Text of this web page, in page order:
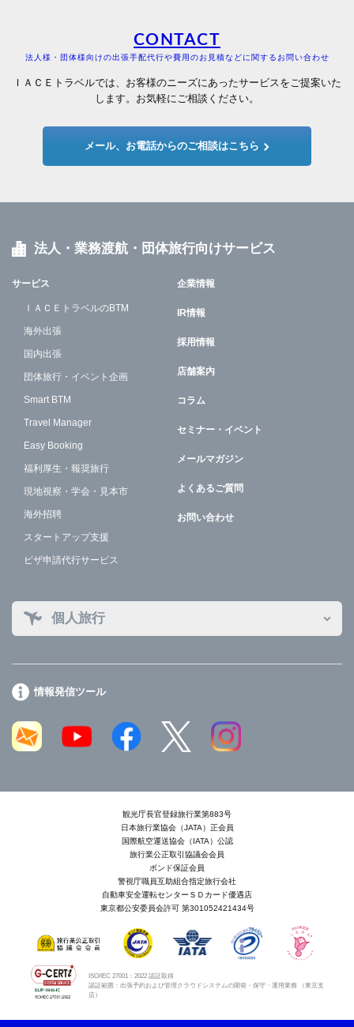
CONTACT
法人様・団体様向けの出張手配代行や費用のお見積などに関するお問い合わせ
ＩＡＣＥトラベルでは、お客様のニーズにあったサービスをご提案いた
します。お気軽にご相談ください。
メール、お電話からのご相談はこちら
法人・業務渡航・団体旅行向けサービス
サービス
ＩＡＣＥトラベルのBTM
海外出張
国内出張
団体旅行・イベント企画
Smart BTM
Travel Manager
Easy Booking
福利厚生・報奨旅行
現地視察・学会・見本市
海外招聘
スタートアップ支援
ビザ申請代行サービス
企業情報
IR情報
採用情報
店舗案内
コラム
セミナー・イベント
メールマガジン
よくあるご質問
お問い合わせ
個人旅行
情報発信ツール
観光庁長官登録旅行業第883号
日本旅行業協会（JATA）正会員
国際航空運送協会（IATA）公認
旅行業公正取引協議会会員
ボンド保証会員
警視庁職員互助組合指定旅行会社
自動車安全運転センターＳＤカード優遇店
東京都公安委員会許可 第301052421434号
ISO/IEC 27001：2022 認証取得
認証範囲：出張予約および管理クラウドシステムの開発・保守・運用業務 （東京支
店）